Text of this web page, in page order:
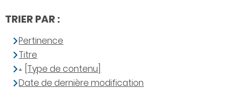
TRIER PAR :
Pertinence
Titre
[Type de contenu]
Date de dernière modification